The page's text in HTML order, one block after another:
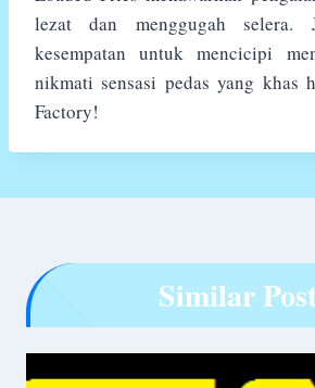
lezat dan menggugah selera.
kesempatan untuk mencicipi
nikmati sensasi pedas yang khas
Factory!
Similar